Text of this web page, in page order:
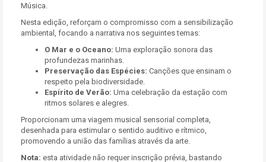
Música.
Nesta edição, reforçam o compromisso com a sensibilização
ambiental, focando a narrativa nos seguintes temas:
O Mar e o Oceano: Uma exploração sonora das
profundezas marinhas.
Preservação das Espécies: Canções que ensinam o
respeito pela biodiversidade.
Espírito de Verão: Uma celebração da estação com
ritmos solares e alegres.
Proporcionam uma viagem musical sensorial completa,
desenhada para estimular o sentido auditivo e rítmico,
promovendo a união das famílias através da arte.
Nota: esta atividade não requer inscrição prévia, bastando